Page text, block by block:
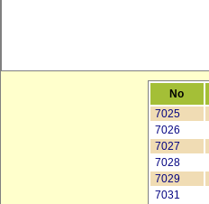
No
7025
7026
7027
7028
7029
7031